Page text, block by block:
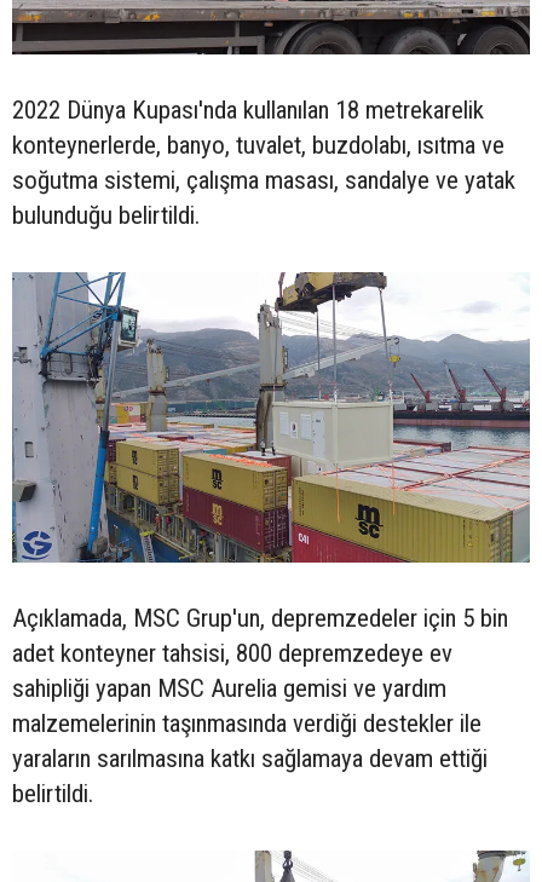
2022 Dünya Kupası'nda kullanılan 18 metrekarelik
konteynerlerde, banyo, tuvalet, buzdolabı, ısıtma ve
soğutma sistemi, çalışma masası, sandalye ve yatak
bulunduğu belirtildi.
Açıklamada, MSC Grup'un, depremzedeler için 5 bin
adet konteyner tahsisi, 800 depremzedeye ev
sahipliği yapan MSC Aurelia gemisi ve yardım
malzemelerinin taşınmasında verdiği destekler ile
yaraların sarılmasına katkı sağlamaya devam ettiği
belirtildi.